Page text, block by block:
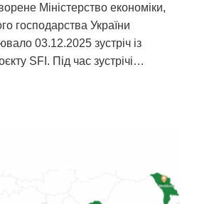
Міністерство економіки,
господарства України
03.12.2025 зустріч із
SFI. Під час зустрічі…